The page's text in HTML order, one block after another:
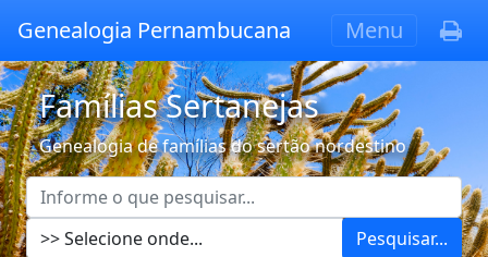
Genealogia Pernambucana Menu
Famílias Sertanejas
Genealogia de famílias do sertão nordestino
Pesquisar...